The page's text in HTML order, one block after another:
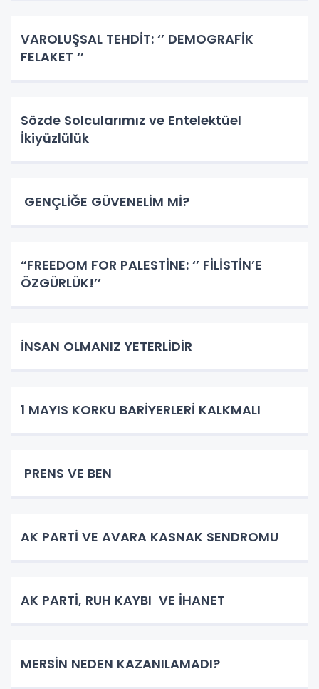
VAROLUŞSAL TEHDİT: ‘’ DEMOGRAFİK
FELAKET ‘’
Sözde Solcularımız ve Entelektüel
İkiyüzlülük
GENÇLİĞE GÜVENELİM Mİ?
​​​​​​​“FREEDOM FOR PALESTİNE: ‘’ FİLİSTİN’E
ÖZGÜRLÜK!’’
İNSAN OLMANIZ YETERLİDİR
1 MAYIS KORKU BARİYERLERİ KALKMALI
PRENS VE BEN
AK PARTİ VE AVARA KASNAK SENDROMU
AK PARTİ, RUH KAYBI VE İHANET
MERSİN NEDEN KAZANILAMADI?